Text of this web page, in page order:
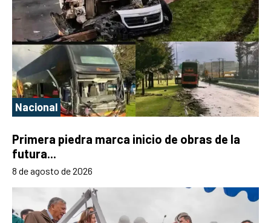
Nacional
Primera piedra marca inicio de obras de la
futura...
8 de agosto de 2026